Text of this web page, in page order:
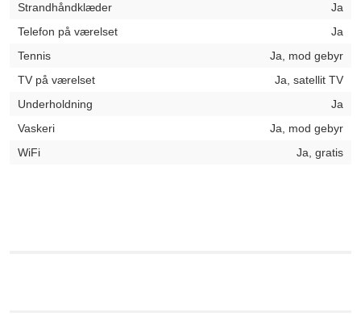
Strandhåndklæder
Ja
Telefon på værelset
Ja
Tennis
Ja, mod gebyr
TV på værelset
Ja, satellit TV
Underholdning
Ja
Vaskeri
Ja, mod gebyr
WiFi
Ja, gratis